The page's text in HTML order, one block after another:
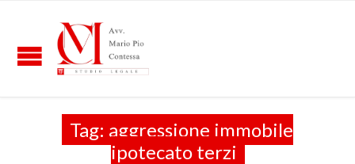
Tag: aggressione immobile
ipotecato terzi